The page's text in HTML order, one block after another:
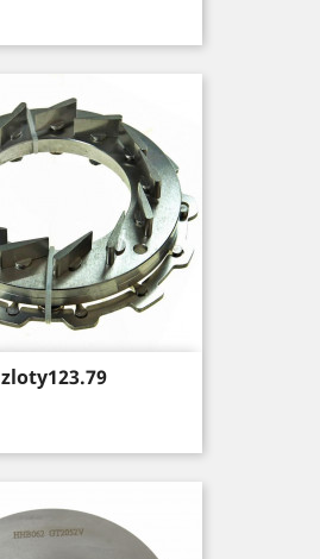
Price
zloty123.79